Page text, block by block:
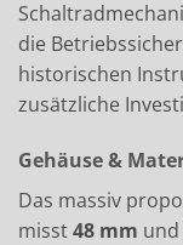
die
historischen
zusätzliche
Gehäuse &
Das massiv
misst48 mm